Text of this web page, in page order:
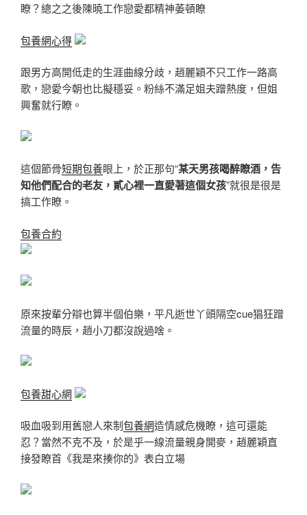
瞭？總之之後陳曉工作戀愛都精神萎頓瞭
包養網心得
跟男方高開低走的生涯曲線分歧，趙麗穎不只工作一路高
歌，戀愛今朝也比擬穩妥。粉絲不滿足姐夫蹭熱度，但姐
興奮就行瞭。
這個節骨短期包養眼上，於正那句“某天男孩喝醉瞭酒，告
知他們配合的老友，貳心裡一直愛著這個女孩”就很是很是
搞工作瞭。
包養合約
原來按輩分辯也算半個伯樂，平凡逝世丫頭隔空cue猖狂蹭
流量的時辰，趙小刀都沒說過啥。
包養甜心網
吸血吸到用舊戀人來制包養網造情感危機瞭，這可還能
忍？當然不克不及，於是乎一線流量親身開麥，趙麗穎直
接發瞭首《我是來揍你的》表白立場